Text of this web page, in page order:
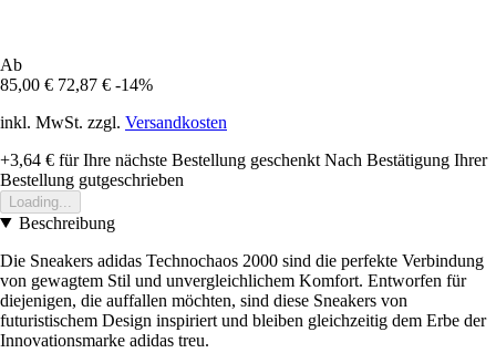
Ab
85,00 € 72,87 € -14%
inkl. MwSt. zzgl. Versandkosten
+3,64 € für Ihre nächste Bestellung geschenkt Nach Bestätigung Ihrer
Bestellung gutgeschrieben
Loading...
Beschreibung
Die Sneakers adidas Technochaos 2000 sind die perfekte Verbindung
von gewagtem Stil und unvergleichlichem Komfort. Entworfen für
diejenigen, die auffallen möchten, sind diese Sneakers von
futuristischem Design inspiriert und bleiben gleichzeitig dem Erbe der
Innovationsmarke adidas treu.